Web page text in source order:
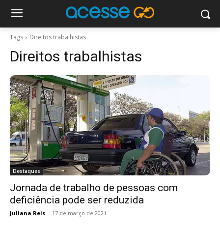
Tags Direitos trabalhistas
Direitos trabalhistas
Destaques
Jornada de trabalho de pessoas com
deficiência pode ser reduzida
Juliana Reis - 17 de março de 2021